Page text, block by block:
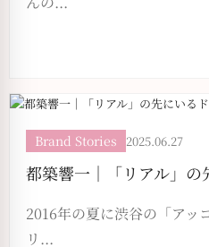
Brand Stories 2025.06.27
都築響一｜「リアル」の
2016年の夏に渋谷の「アッ
リ...